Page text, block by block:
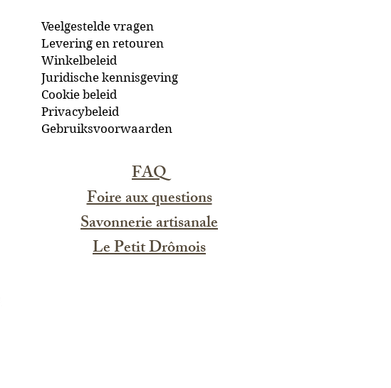
Veelgestelde vragen
Levering en retouren
Winkelbeleid
Juridische kennisgeving
Cookie beleid
Privacybeleid
Gebruiksvoorwaarden
FAQ
Foire aux questions
Savonnerie artisanale
Le Petit Drômois